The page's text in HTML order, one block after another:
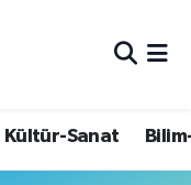
Kültür-Sanat